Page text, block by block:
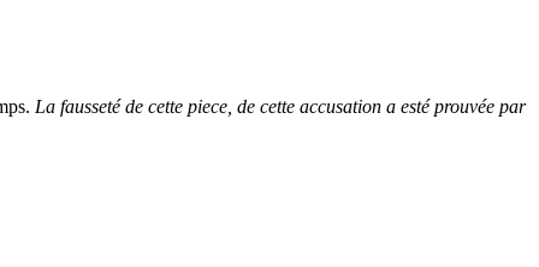
La fausseté de cette piece, de cette accusation a esté prouvée par